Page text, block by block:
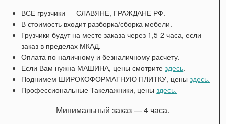
ВСЕ грузчики — СЛАВЯНЕ, ГРАЖДАНЕ РФ.
В стоимость входит разборка/сборка мебели.
Грузчики будут на месте заказа через 1,5-2 часа, если
заказ в пределах МКАД.
Оплата по наличному и безналичному расчету.
Если Вам нужна МАШИНА, цены смотритездесь.
Поднимем ШИРОКОФОРМАТНУЮ ПЛИТКУ, ценыздесь.
Профессиональные Такелажники, ценыздесь.
Минимальный заказ — 4 часа.